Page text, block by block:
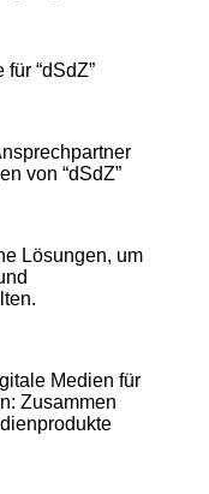
“dSdZ”
von “dSdZ”
Lösungen, um
Medien für
Zusammen